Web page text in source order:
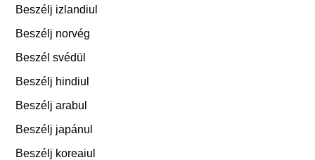
Beszélj izlandiul
Beszélj norvég
Beszél svédül
Beszélj hindiul
Beszélj arabul
Beszélj japánul
Beszélj koreaiul